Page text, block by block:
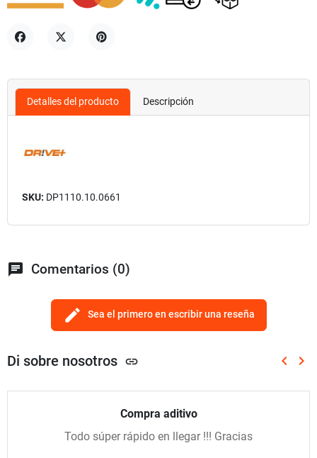
Detalles del producto Descripción
SKU: DP1110.10.0661
chat Comentarios (0)
edit Sea el primero en escribir una reseña
Di sobre nosotros link keyboard_arrow_left keyboard_arrow_right
Compra aditivo
Todo súper rápido en llegar !!! Gracias